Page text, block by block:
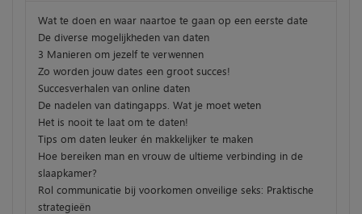
Wat te doen en waar naartoe te gaan op een eerste date
De diverse mogelijkheden van daten
3 Manieren om jezelf te verwennen
Zo worden jouw dates een groot succes!
Succesverhalen van online daten
De nadelen van datingapps. Wat je moet weten
Het is nooit te laat om te daten!
Tips om daten leuker én makkelijker te maken
Hoe bereiken man en vrouw de ultieme verbinding in de
slaapkamer?
Rol communicatie bij voorkomen onveilige seks: Praktische
strategieën